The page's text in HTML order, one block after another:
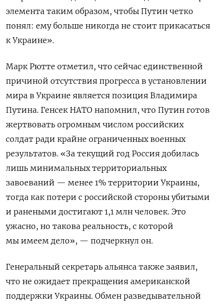
элемента таким образом, чтобы Путин четко
понял: ему больше никогда не стоит прикасаться
к Украине».
Марк Рютте отметил, что сейчас единственной
причиной отсутствия прогресса в установлении
мира в Украине является позиция Владимира
Путина. Генсек НАТО напомнил, что Путин готов
жертвовать огромным числом российских
солдат ради крайне ограниченных военных
результатов. «За текущий год Россия добилась
лишь минимальных территориальных
завоеваний — менее 1% территории Украины,
тогда как потери с российской стороны убитыми
и ранеными достигают 1,1 млн человек. Это
ужасно, но такова реальность, с которой
мы имеем дело», — подчеркнул он.
Генеральный секретарь альянса также заявил,
что не ожидает прекращения американской
поддержки Украины. Обмен разведывательной